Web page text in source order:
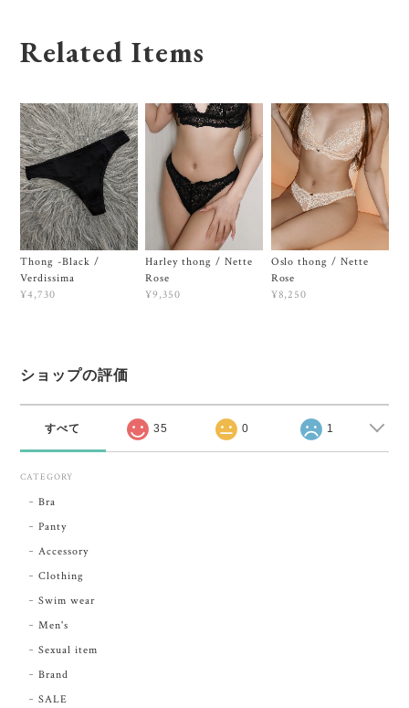
Related Items
Thong -Black /
Verdissima
¥4,730
Harley thong / Nette
Rose
¥9,350
Oslo thong / Nette
Rose
¥8,250
ショップの評価
すべて 35 0 1
CATEGORY
Bra
Panty
Accessory
Clothing
Swim wear
Men's
Sexual item
Brand
SALE